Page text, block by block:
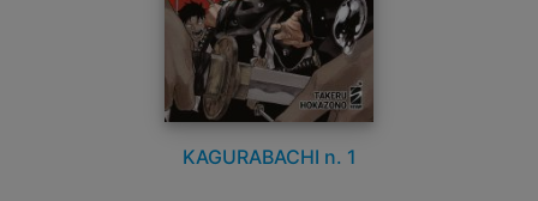
KAGURABACHI n. 1